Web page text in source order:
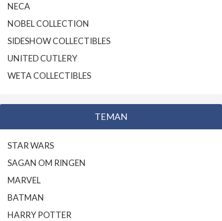
NECA
NOBEL COLLECTION
SIDESHOW COLLECTIBLES
UNITED CUTLERY
WETA COLLECTIBLES
TEMAN
STAR WARS
SAGAN OM RINGEN
MARVEL
BATMAN
HARRY POTTER